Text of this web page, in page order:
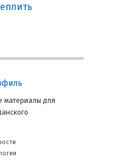
материалы для